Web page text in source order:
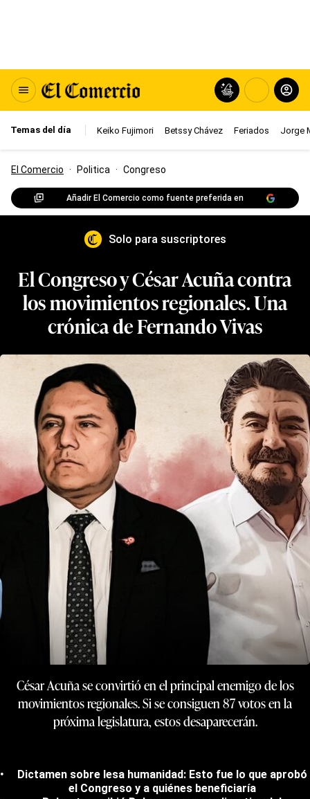
Temas del día Keiko Fujimori Betssy Chávez Feriados Jorge
El Comercio · Politica · Congreso
Añadir El Comercio como fuente preferida en
Solo para suscriptores
El Congreso y César Acuña contra
los movimientos regionales. Una
crónica de Fernando Vivas
César Acuña se convirtió en el principal enemigo de los
movimientos regionales. Si se consiguen 87 votos en la
próxima legislatura, estos desaparecerán.
Dictamen sobre lesa humanidad: Esto fue lo que aprobó
el Congreso y a quiénes beneficiaría